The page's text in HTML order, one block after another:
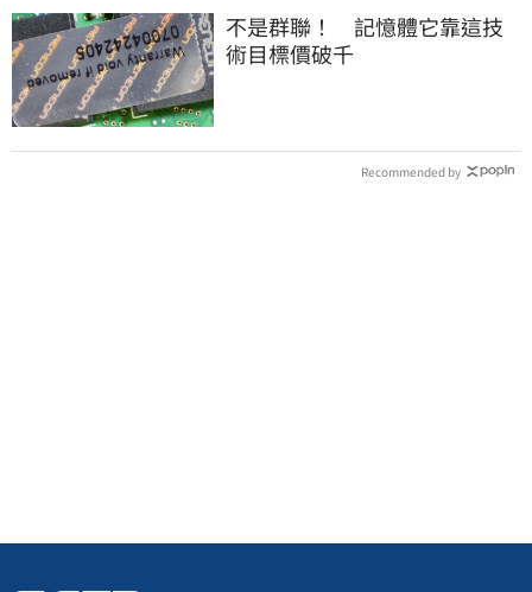
不是群聯！ 記憶體它靠這技
術目標價破千
Recommended by